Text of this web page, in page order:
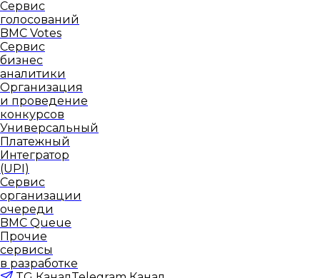
Сервис
голосований
BMC Votes
Сервис
бизнес
аналитики
Организация
и проведение
конкурсов
Универсальный
Платежный
Интегратор
(UPI)
Сервис
организации
очереди
BMC Queue
Прочие
сервисы
в разработке